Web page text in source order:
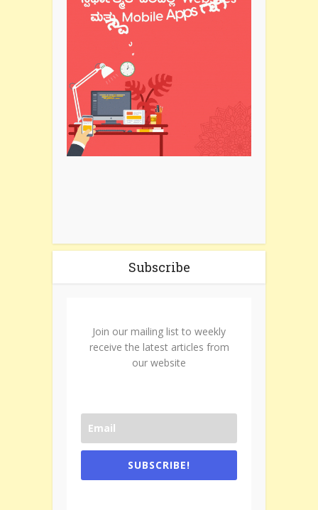
Subscribe
Join our mailing list to weekly
receive the latest articles from
our website
SUBSCRIBE!